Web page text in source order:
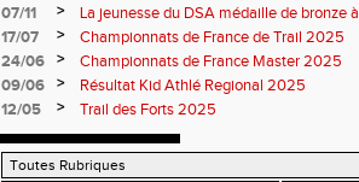
07/11
>
La jeunesse du DSA médaille de bronze
17/07
>
Championnats de France de Trail 2025
24/06
>
Championnats de France Master 2025
09/06
>
Résultat Kid Athlé Regional 2025
12/05
> Trail des Forts 2025